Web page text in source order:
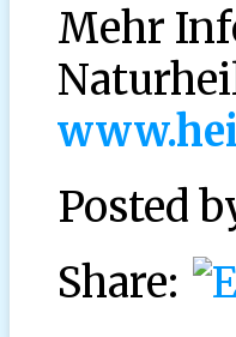
Mehr
Posted
Share: